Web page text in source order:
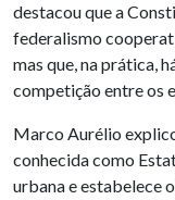
destacou que a
federalismo
mas que, na prática,
competição entre os
Marco Aurélio
conhecida como
urbana e estabelece